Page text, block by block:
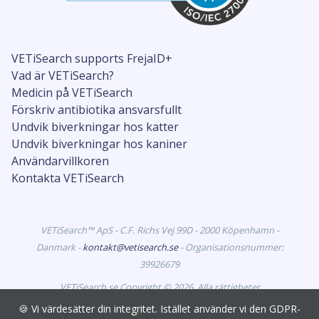
VETiSearch supports FrejaID+
Vad är VETiSearch?
Medicin på VETiSearch
Förskriv antibiotika ansvarsfullt
Undvik biverkningar hos katter
Undvik biverkningar hos kaniner
Användarvillkoren
Kontakta VETiSearch
VETiSearch™ ApS - C.F. Richs Vej 99D - 2000 Köpenhamn -
Danmark -kontakt@vetisearch.se- Organisationsnummer:
39926679
VETiSearch.se Copyright © 2026. Alla rättigheter
förbehållna. VETiSearch innehåller information om
🍪 Vi värdesätter din integritet. Istället använder vi den GDPR-